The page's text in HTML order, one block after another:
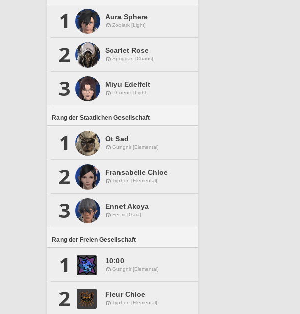
1 Aura Sphere
Zodiark [Light]
2 Scarlet Rose
Spriggan [Chaos]
3 Miyu Edelfelt
Phoenix [Light]
Rang der Staatlichen Gesellschaft
1 Ot Sad
Gungnir [Elemental]
2 Fransabelle Chloe
Typhon [Elemental]
3 Ennet Akoya
Fenrir [Gaia]
Rang der Freien Gesellschaft
1 10:00
Gungnir [Elemental]
2 Fleur Chloe
Typhon [Elemental]